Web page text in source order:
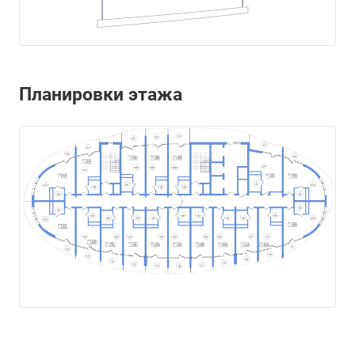
Планировки этажа